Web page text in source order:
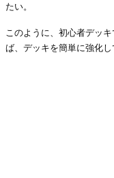
たい。
このように、初心者デッ
ば、デッキを簡単に強化し